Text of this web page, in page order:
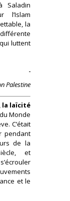
Saladin
l’Islam
la
luttent
Palestine
la laïcité
Monde
C’était
pendant
de la
et
et le